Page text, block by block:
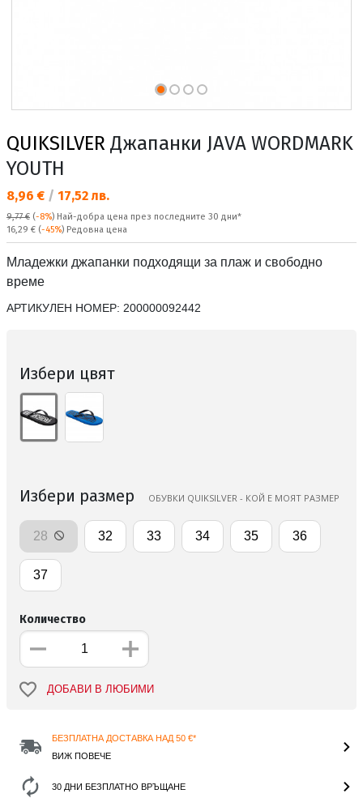
QUIKSILVER Джапанки JAVA WORDMARK
YOUTH
Текуща цена:
8,96 € / 17,52 лв.
9,77 € (-8%) Най-добра цена през последните 30 дни*
Редовна цена:
16,29 € (-45%) Редовна цена
Младежки джапанки подходящи за плаж и свободно
време
АРТИКУЛЕН НОМЕР: 200000092442
Избери цвят
Избери размер ОБУВКИ QUIKSILVER - КОЙ Е МОЯТ РАЗМЕР
28 32 33 34 35 36
37
Количество
ДОБАВИ В ЛЮБИМИ
БЕЗПЛАТНА ДОСТАВКА НАД 50 €*
ВИЖ ПОВЕЧЕ
30 ДНИ БЕЗПЛАТНО ВРЪЩАНЕ